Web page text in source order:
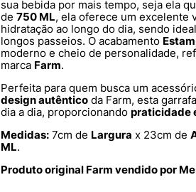
sua bebida por mais tempo, seja ela
de 750 ML, ela oferece um excelente
hidratação ao longo do dia, sendo
longos passeios. O acabamento
moderno e cheio de personalidade,
marca Farm.
Perfeita para quem busca um
design autêntico da Farm, esta
dia a dia, proporcionando praticidade
Medidas: 7cm de Largura x 23cm de
ML.
Produto original Farm vendido por